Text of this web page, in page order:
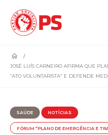
JOSÉ LUÍS CARNEIRO AFIRMA QUE
“ATO VOLUNTARISTA” E DEFENDE
SAÚDE NOTÍCIAS
FÓRUM “PLANO DE EMERGÊNCIA E